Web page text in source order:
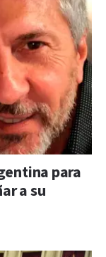
para
a su